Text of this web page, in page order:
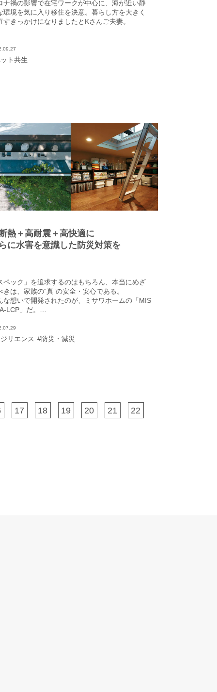
ナ禍の影響で在宅ワークが中心に、海が近い静
環境を気に入り移住を決意。暮らし方を大きく
すきっかけになりましたとKさんご夫妻。
ト共生
熱＋高耐震＋高快適に
に水害を意識した防災対策を
ペック」を追求するのはもちろん、本当にめざ
きは、家族の“真”の安全・安心である。
な想いで開発されたのが、ミサワホームの「MIS
LCP」だ。
た防災・減災デザインとなっている。
リエンス #防災・減災
17 18 19 20 21 22